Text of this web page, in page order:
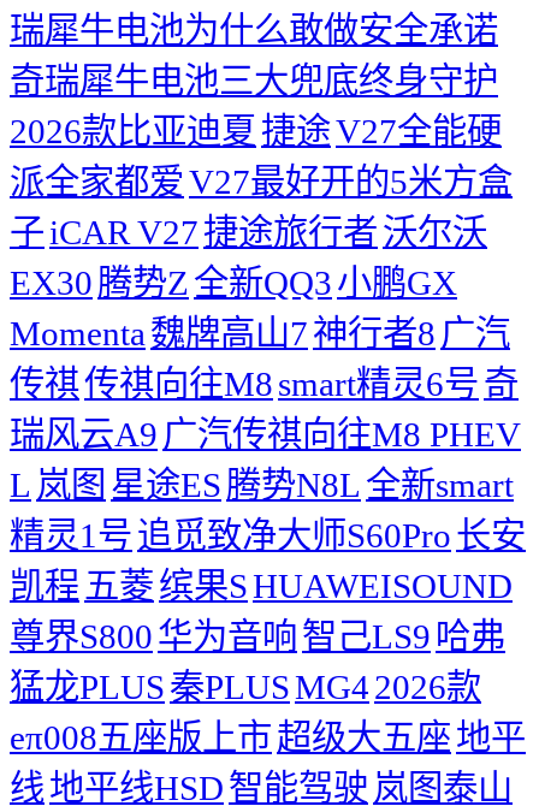
瑞犀牛电池为什么敢做安全承诺
奇瑞犀牛电池三大兜底终身守护
2026款比亚迪夏 捷途V27全能硬
派全家都爱V27最好开的5米方盒
子iCAR V27捷途旅行者沃尔沃
EX30腾势Z 全新QQ3小鹏GX
Momenta 魏牌高山7神行者8 广汽
传祺传祺向往M8smart精灵6号奇
瑞风云A9 广汽传祺向往M8 PHEV
L 岚图 星途ES腾势N8L 全新smart
精灵1号追觅致净大师S60Pro长安
凯程 五菱缤果SHUAWEISOUND
尊界S800华为音响智己LS9 哈弗
猛龙PLUS秦PLUSMG42026款
eπ008五座版上市超级大五座地平
线地平线HSD智能驾驶 岚图泰山